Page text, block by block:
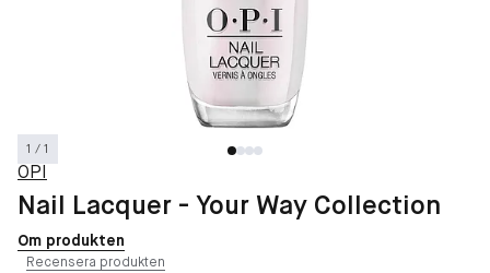
1 / 1
OPI
Nail Lacquer - Your Way Collection
Om produkten
Recensera produkten